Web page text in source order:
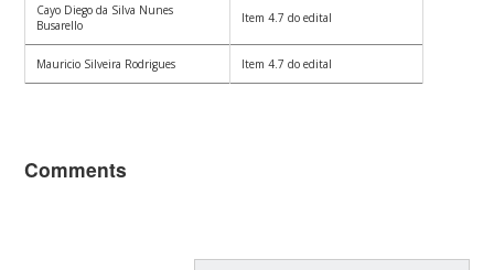
Cayo Diego da Silva Nunes
Busarello
Item 4.7 do edital
Mauricio Silveira Rodrigues Item 4.7 do edital
Comments